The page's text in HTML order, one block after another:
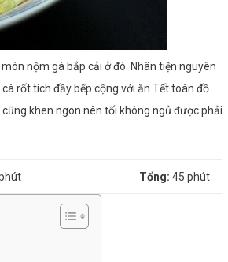
nộm gà bắp cải ở đó. Nhân tiện nguyên
rốt tích đầy bếp cộng với ăn Tết toàn đồ
khen ngon nên tối không ngủ được phải
Tổng: 45 phút